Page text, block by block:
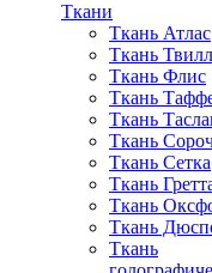
Ткани
Ткань Атлас
Ткань Твилл
Ткань Флис
Ткань
Ткань
Ткань
Ткань Сетка
Ткань
Ткань
Ткань
Ткань